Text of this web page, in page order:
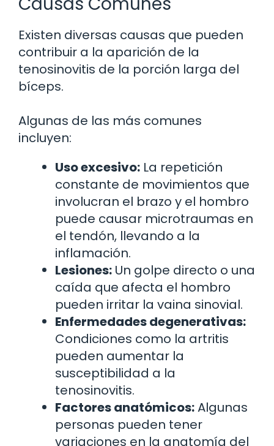
Existen diversas causas que pueden
contribuir a la aparición de la
tenosinovitis de la porción larga del
bíceps.
Algunas de las más comunes
incluyen:
Uso excesivo: La repetición
constante de movimientos que
involucran el brazo y el hombro
puede causar microtraumas en
el tendón, llevando a la
inflamación.
Lesiones: Un golpe directo o una
caída que afecta el hombro
pueden irritar la vaina sinovial.
Enfermedades degenerativas:
Condiciones como la artritis
pueden aumentar la
susceptibilidad a la
tenosinovitis.
Factores anatómicos:Algunas
personas pueden tener
variaciones en la anatomía del